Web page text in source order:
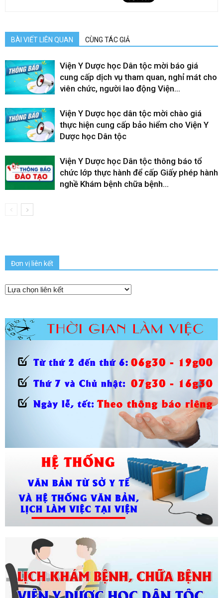
BÀI VIẾT LIÊN QUAN CÙNG TÁC GIẢ
Viện Y Dược học Dân tộc mời báo giá
cung cấp dịch vụ tham quan, nghỉ mát cho
viên chức, người lao động Viện...
Viện Y Dược học dân tộc mời chào giá
thực hiện cung cấp bảo hiểm cho Viện Y
Dược học Dân tộc
Viện Y Dược học Dân tộc thông báo tổ
chức lớp thực hành để cấp Giấy phép hành
nghề Khám bệnh chữa bệnh...
Đơn vị liên kết